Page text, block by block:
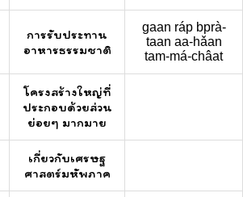
การรับประทาน
อาหารธรรมชาติ
gaan ráp bprà-
taan aa-hǎan
tam-má-châat
โครงสร้างใหญ่ที่
ประกอบด้วยส่วน
ย่อยๆ มากมาย
เกี่ยวกับเศรษฐ
ศาสตร์มหัพภาค